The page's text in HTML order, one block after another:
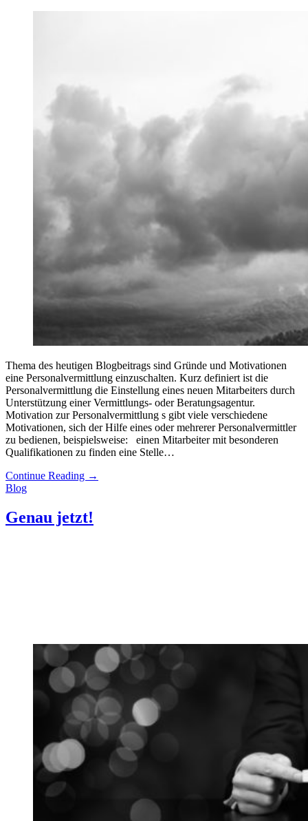
Thema des heutigen Blogbeitrags sind Gründe und Motivationen
eine Personalvermittlung einzuschalten. Kurz definiert ist die
Personalvermittlung die Einstellung eines neuen Mitarbeiters durch
Unterstützung einer Vermittlungs- oder Beratungsagentur.
Motivation zur Personalvermittlung s gibt viele verschiedene
Motivationen, sich der Hilfe eines oder mehrerer Personalvermittler
zu bedienen, beispielsweise: einen Mitarbeiter mit besonderen
Qualifikationen zu finden eine Stelle…
Continue Reading →
Blog
Genau jetzt!